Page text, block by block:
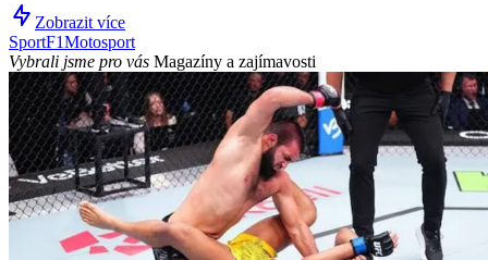
Zobrazit více
SportF1Motosport
Vybrali jsme pro vás Magazíny a zajímavosti